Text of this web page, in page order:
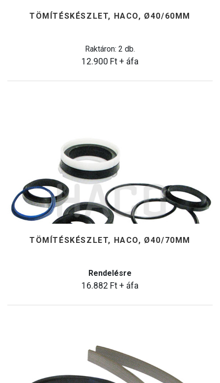
TÖMÍTÉSKÉSZLET, HACO, Ø40/60MM
Raktáron: 2 db.
12.900 Ft + áfa
TÖMÍTÉSKÉSZLET, HACO, Ø40/70MM
Rendelésre
16.882 Ft + áfa